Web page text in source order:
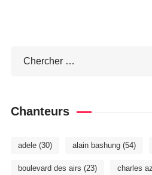
Chanteurs
adele(30) alain bashung(54)
boulevard des airs (23) charles